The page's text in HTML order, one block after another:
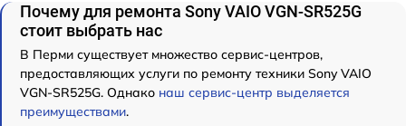
Почему для ремонта Sony VAIO VGN-SR525G
стоит выбрать нас
В Перми существует множество сервис-центров,
предоставляющих услуги по ремонту техники Sony VAIO
VGN-SR525G. Однако наш сервис-центр выделяется
преимуществами.